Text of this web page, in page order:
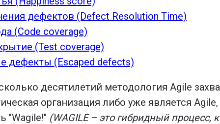
дефектов (Defect Resolution Time)
(Code coverage)
(Test coverage)
дефекты (Escaped defects)
десятилетий методология Agile
организация либо уже является
"Wagile!" (WAGILE – это гибридный